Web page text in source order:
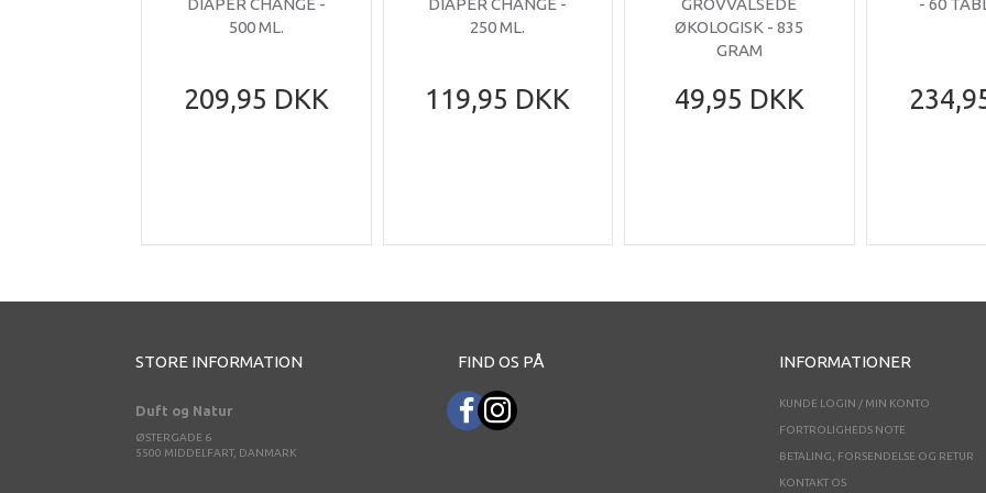
500 ML.
209,95 DKK
250 ML.
119,95 DKK
ØKOLOGISK - 835
GRAM
49,95 DKK
STORE INFORMATION
Duft og Natur
ØSTERGADE 6
5500 MIDDELFART, DANMARK
FIND OS PÅ INFORMATIONER
KUNDE LOGIN / MIN KONTO
FORTROLIGHEDS NOTE
BETALING, FORSENDELSE OG RETUR
KONTAKT OS